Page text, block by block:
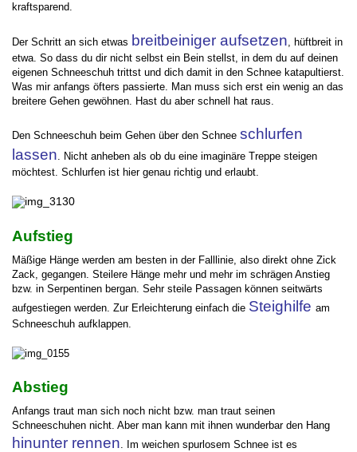
kraftsparend.
Der Schritt an sich etwas breitbeiniger aufsetzen , hüftbreit in
etwa. So dass du dir nicht selbst ein Bein stellst, in dem du auf deinen
eigenen Schneeschuh trittst und dich damit in den Schnee katapultierst.
Was mir anfangs öfters passierte. Man muss sich erst ein wenig an das
breitere Gehen gewöhnen. Hast du aber schnell hat raus.
Den Schneeschuh beim Gehen über den Schnee schlurfen
lassen. Nicht anheben als ob du eine imaginäre Treppe steigen
möchtest. Schlurfen ist hier genau richtig und erlaubt.
Aufstieg
Mäßige Hänge werden am besten in der Falllinie, also direkt ohne Zick
Zack, gegangen. Steilere Hänge mehr und mehr im schrägen Anstieg
bzw. in Serpentinen bergan. Sehr steile Passagen können seitwärts
aufgestiegen werden. Zur Erleichterung einfach die Steighilfe am
Schneeschuh aufklappen.
Abstieg
Anfangs traut man sich noch nicht bzw. man traut seinen
Schneeschuhen nicht. Aber man kann mit ihnen wunderbar den Hang
hinunter rennen . Im weichen spurlosem Schnee ist es